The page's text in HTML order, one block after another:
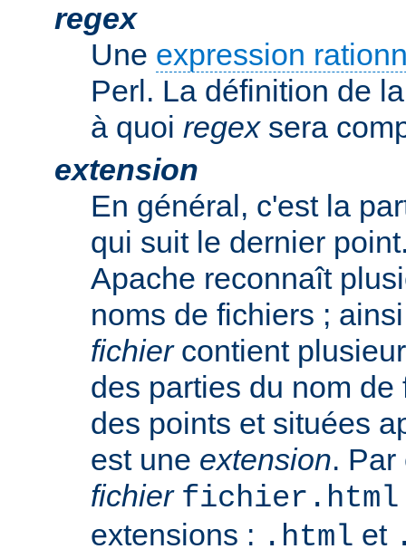
regex
Une expression
Perl. La définition de
à quoi regexsera
extension
En général, c'est la
qui suit le dernier
Apache reconnaît
noms de fichiers ;
fichiercontient
des parties du nom
des points et situées
est une extension.
fichier
extensions : .html et